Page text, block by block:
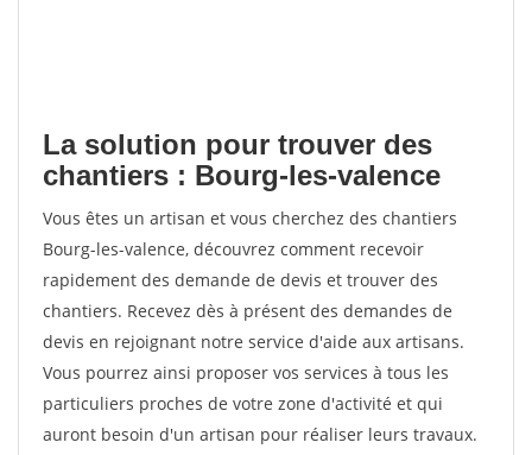
La solution pour trouver des
chantiers : Bourg-les-valence
Vous êtes un artisan et vous cherchez des chantiers
Bourg-les-valence, découvrez comment recevoir
rapidement des demande de devis et trouver des
chantiers. Recevez dès à présent des demandes de
devis en rejoignant notre service d'aide aux artisans.
Vous pourrez ainsi proposer vos services à tous les
particuliers proches de votre zone d'activité et qui
auront besoin d'un artisan pour réaliser leurs travaux.